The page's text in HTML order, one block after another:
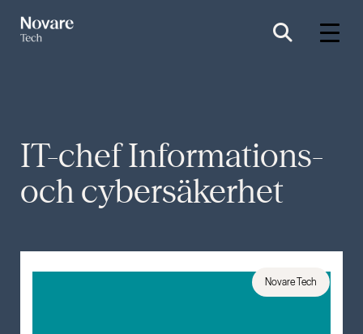
IT-chef Informations-
och cybersäkerhet
Novare Tech